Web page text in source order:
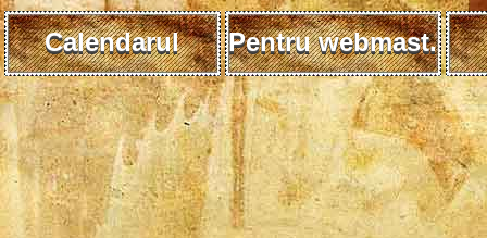
Calendarul Pentru webmast.